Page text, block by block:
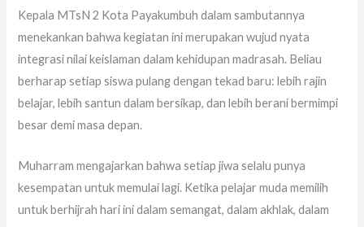
Kepala MTsN 2 Kota Payakumbuh dalam sambutannya
menekankan bahwa kegiatan ini merupakan wujud nyata
integrasi nilai keislaman dalam kehidupan madrasah. Beliau
berharap setiap siswa pulang dengan tekad baru: lebih rajin
belajar, lebih santun dalam bersikap, dan lebih berani bermimpi
besar demi masa depan.
Muharram mengajarkan bahwa setiap jiwa selalu punya
kesempatan untuk memulai lagi. Ketika pelajar muda memilih
untuk berhijrah hari ini dalam semangat, dalam akhlak, dalam